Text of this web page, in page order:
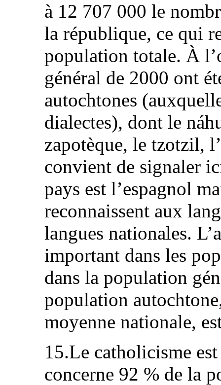
à 12 707 000 le
la république, ce qui
population totale. À
général de 2000 ont
autochtones
dialectes), dont le
zapotèque, le tzotzil,
convient de signaler
pays est l’espagnol
reconnaissent aux
langues nationales.
important dans les
dans la population
population
moyenne nationale,
15.Le catholicisme
concerne 92 % de la